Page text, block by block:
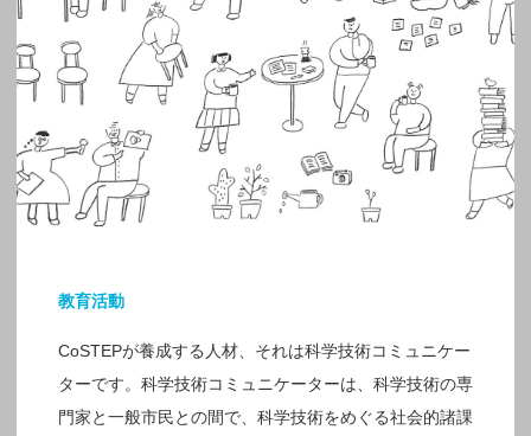
教育活動
CoSTEPが養成する人材、それは科学技術コミュニケー
ターです。科学技術コミュニケーターは、科学技術の専
門家と一般市民との間で、科学技術をめぐる社会的諸課